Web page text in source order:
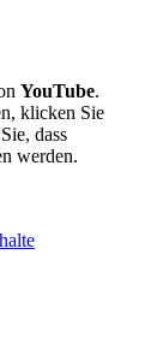
YouTube.
klicken Sie
dass
werden.